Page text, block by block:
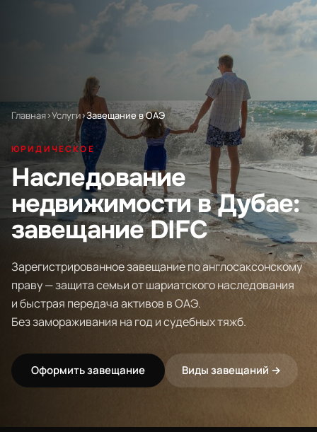
Главная›Услуги›Завещание в ОАЭ
ЮРИДИЧЕСКОЕ
Наследование
недвижимости в Дубае:
завещание DIFC
Зарегистрированное завещание по англосаксонскому
праву — защита семьи от шариатского наследования
и быстрая передача активов в ОАЭ.
Без замораживания на год и судебных тяжб.
Оформить завещание Виды завещаний →